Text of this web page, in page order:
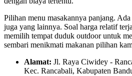
Pilihan menu masakannya panjang.
juga yang lainnya. Soal harga relatif
memilih tempat duduk outdoor untuk
sembari menikmati makanan pilihan
Alamat: Jl. Raya Ciwidey -
Kec. Rancabali, Kabupaten